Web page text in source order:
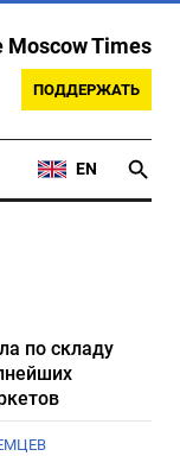
Moscow Times
ПОДДЕРЖАТЬ
EN
по складу